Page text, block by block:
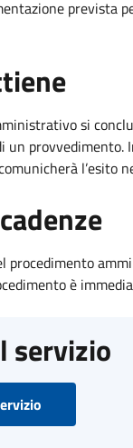
prevista
si
un provvedimento.
l’esito
procedimento
è
servizio